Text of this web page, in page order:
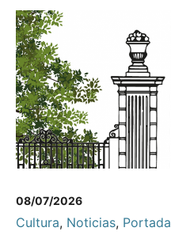
08/07/2026
Cultura, Noticias, Portada